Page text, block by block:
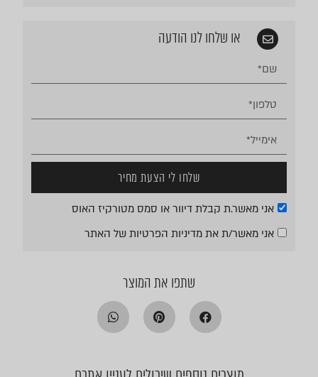
או שלחו לנו הודעה
אני מאשר.ת קבלת דיוור או סמס מטורקיז האוס
אני מאשר/ת את מדיניות הפרטיותשל האתר
שלחו לי הצעת מחיר
שתפו את המוצר